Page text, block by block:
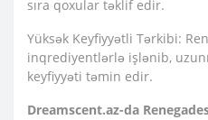
sıra qoxular təklif edir.
Yüksək Keyfiyyətli Tərkibi:
inqrediyentlərlə işlənib,
keyfiyyəti təmin edir.
Dreamscent.az-da